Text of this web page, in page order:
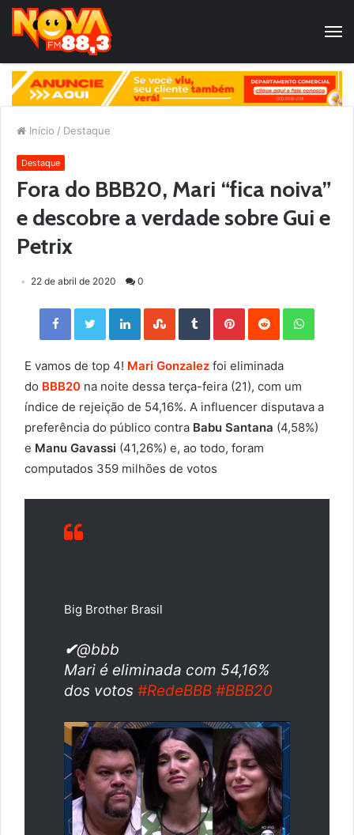
Início / Destaque
Destaque
Fora do BBB20, Mari “fica noiva”
e descobre a verdade sobre Gui e
Petrix
22 de abril de 2020 0
Facebook Twitter LinkedIn StumbleUpon Tumblr Pinterest Reddit
E vamos de top 4! Mari Gonzalez foi eliminada
do BBB20 na noite dessa terça-feira (21), com um
índice de rejeição de 54,16%. A influencer disputava a
preferência do público contra Babu Santana (4,58%)
e Manu Gavassi (41,26%) e, ao todo, foram
computados 359 milhões de votos
Big Brother Brasil
✔@bbb
Mari é eliminada com 54,16%
dos votos #RedeBBB #BBB20